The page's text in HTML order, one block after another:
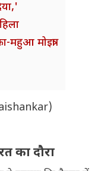
महुआ मोइत्रा
का दौरा